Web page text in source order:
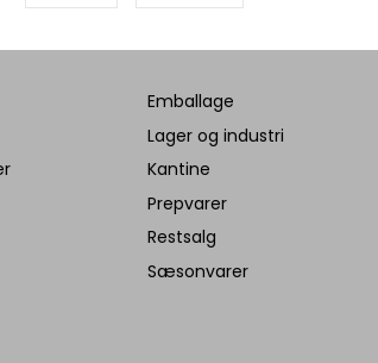
Emballage
Lager og industri
Kantine
Prepvarer
Restsalg
Sæsonvarer